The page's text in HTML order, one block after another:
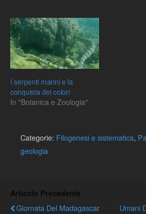
I serpenti marini e la
conquista dei colori
In "Botanica e Zoologia"
Categorie: Filogenesi e sistematica,
geologia
Articolo Precedente
Giornata Del Madagascar Umani